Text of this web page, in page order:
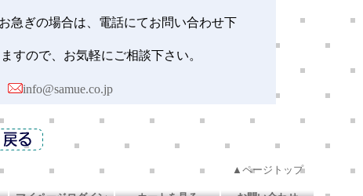
急ぎの場合は、電話にてお問い合わせ下
すので、お気軽にご相談下さい。
info@samue.co.jp
▲ページトップ